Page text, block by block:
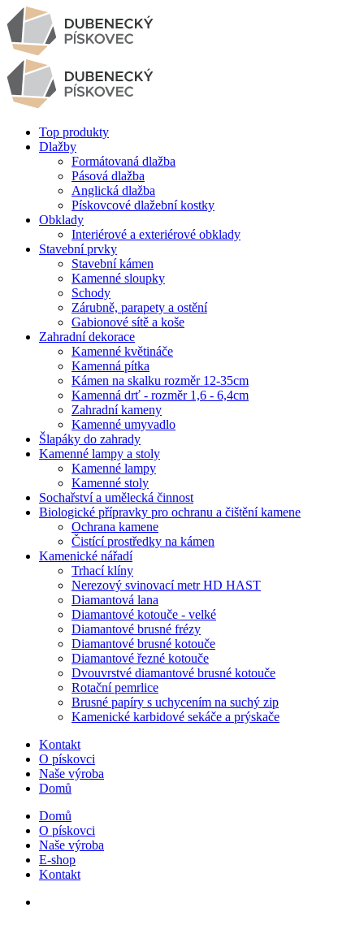
Top produkty
Dlažby
Formátovaná dlažba
Pásová dlažba
Anglická dlažba
Pískovcové dlažební kostky
Obklady
Interiérové a exteriérové obklady
Stavební prvky
Stavební kámen
Kamenné sloupky
Schody
Zárubně, parapety a ostění
Gabionové sítě a koše
Zahradní dekorace
Kamenné květináče
Kamenná pítka
Kámen na skalku rozměr 12-35cm
Kamenná drť - rozměr 1,6 - 6,4cm
Zahradní kameny
Kamenné umyvadlo
Šlapáky do zahrady
Kamenné lampy a stoly
Kamenné lampy
Kamenné stoly
Sochařství a umělecká činnost
Biologické přípravky pro ochranu a čištění kamene
Ochrana kamene
Čistící prostředky na kámen
Kamenické nářadí
Trhací klíny
Nerezový svinovací metr HD HAST
Diamantová lana
Diamantové kotouče - velké
Diamantové brusné frézy
Diamantové brusné kotouče
Diamantové řezné kotouče
Dvouvrstvé diamantové brusné kotouče
Rotační pemrlice
Brusné papíry s uchycením na suchý zip
Kamenické karbidové sekáče a prýskače
Kontakt
O pískovci
Naše výroba
Domů
Domů
O pískovci
Naše výroba
E-shop
Kontakt